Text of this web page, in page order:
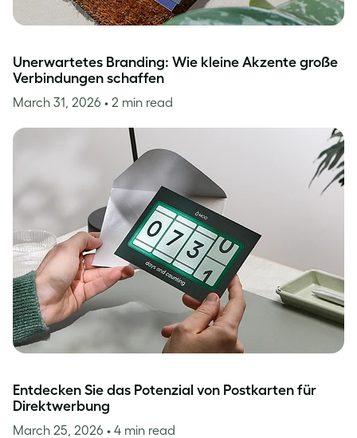
Unerwartetes Branding: Wie kleine Akzente große
Verbindungen schaffen
March 31, 2026 • 2 min read
Entdecken Sie das Potenzial von Postkarten für
Direktwerbung
March 25, 2026 • 4 min read